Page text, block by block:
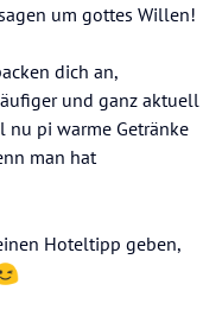
um gottes Willen!
dich an,
und ganz aktuell
nu pi warme Getränke
man hat
Hoteltipp geben,